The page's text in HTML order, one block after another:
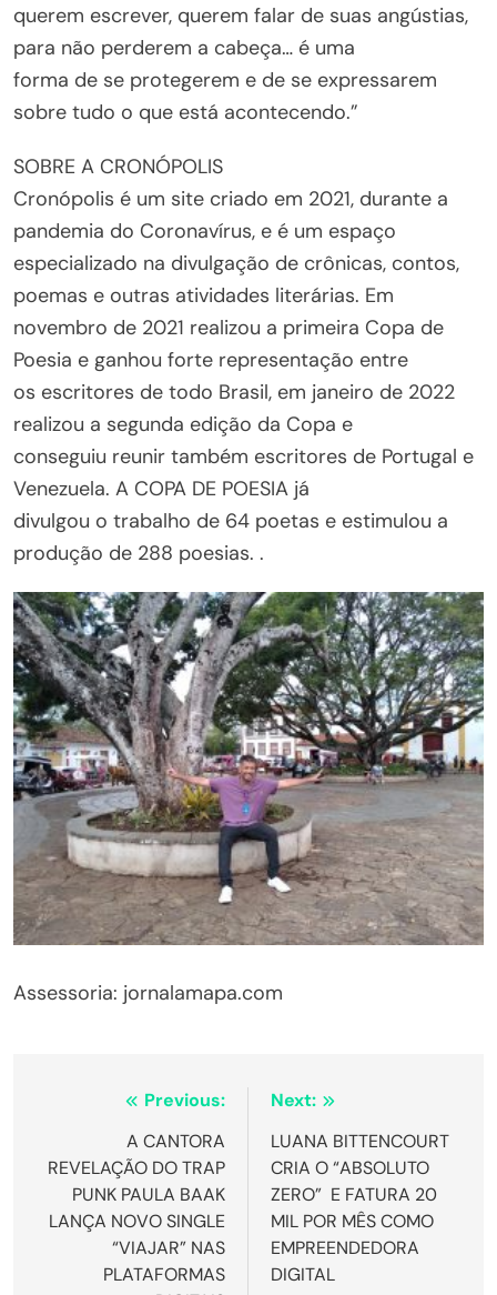
querem escrever, querem falar de suas angústias,
para não perderem a cabeça… é uma
forma de se protegerem e de se expressarem
sobre tudo o que está acontecendo.”
SOBRE A CRONÓPOLIS
Cronópolis é um site criado em 2021, durante a
pandemia do Coronavírus, e é um espaço
especializado na divulgação de crônicas, contos,
poemas e outras atividades literárias. Em
novembro de 2021 realizou a primeira Copa de
Poesia e ganhou forte representação entre
os escritores de todo Brasil, em janeiro de 2022
realizou a segunda edição da Copa e
conseguiu reunir também escritores de Portugal e
Venezuela. A COPA DE POESIA já
divulgou o trabalho de 64 poetas e estimulou a
produção de 288 poesias. .
Assessoria: jornalamapa.com
Navegação
Post
Previous:
A CANTORA
REVELAÇÃO DO TRAP
PUNK PAULA BAAK
LANÇA NOVO SINGLE
“VIAJAR” NAS
PLATAFORMAS
Next:
LUANA BITTENCOURT
CRIA O “ABSOLUTO
ZERO” E FATURA 20
MIL POR MÊS COMO
EMPREENDEDORA
DIGITAL